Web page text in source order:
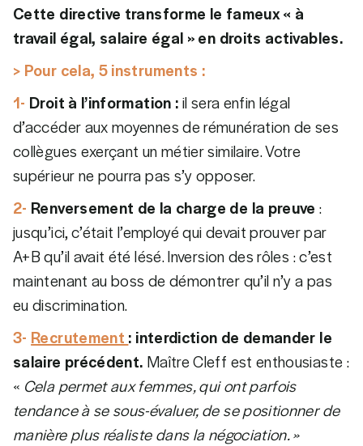
Cette directive transforme le fameux « à
travail égal, salaire égal » en droits activables.
> Pour cela, 5 instruments :
1- Droit à l’information :il sera enfin légal
d’accéder aux moyennes de rémunération de ses
collègues exerçant un métier similaire. Votre
supérieur ne pourra pas s’y opposer.
2- Renversement de la charge de la preuve :
jusqu’ici, c’était l’employé qui devait prouver par
A+B qu’il avait été lésé. Inversion des rôles : c’est
maintenant au boss de démontrer qu’il n’y a pas
eu discrimination.
3- Recrutement : interdiction de demander le
salaire précédent. Maître Cleff est enthousiaste :
« Cela permet aux femmes, qui ont parfois
tendance à se sous-évaluer, de se positionner de
manière plus réaliste dans la négociation. »